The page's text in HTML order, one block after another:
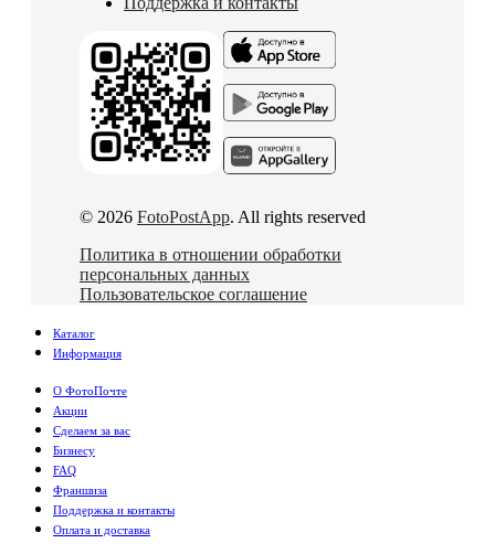
© 2026 FotoPostApp. All rights reserved
Политика в отношении обработки
персональных данных
Пользовательское соглашение
Каталог
Информация
О ФотоПочте
Акции
Сделаем за вас
Бизнесу
FAQ
Франшиза
Поддержка и контакты
Оплата и доставка